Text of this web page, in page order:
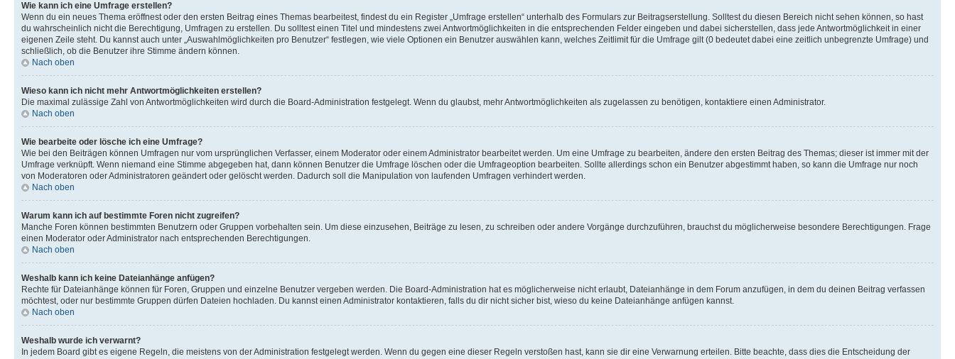
Wie kann ich eine Umfrage erstellen?
Wenn du ein neues Thema eröffnest oder den ersten Beitrag eines Themas bearbeitest, findest du ein Register „Umfrage erstellen“ unterhalb des Formulars zur Beitragserstellung. Solltest du diesen Bereich nicht sehen können, so hast
du wahrscheinlich nicht die Berechtigung, Umfragen zu erstellen. Du solltest einen Titel und mindestens zwei Antwortmöglichkeiten in die entsprechenden Felder eingeben und dabei sicherstellen, dass jede Antwortmöglichkeit in einer
eigenen Zeile steht. Du kannst auch unter „Auswahlmöglichkeiten pro Benutzer“ festlegen, wie viele Optionen ein Benutzer auswählen kann, welches Zeitlimit für die Umfrage gilt (0 bedeutet dabei eine zeitlich unbegrenzte Umfrage) und
schließlich, ob die Benutzer ihre Stimme ändern können.
Nach oben
Wieso kann ich nicht mehr Antwortmöglichkeiten erstellen?
Die maximal zulässige Zahl von Antwortmöglichkeiten wird durch die Board-Administration festgelegt. Wenn du glaubst, mehr Antwortmöglichkeiten als zugelassen zu benötigen, kontaktiere einen Administrator.
Nach oben
Wie bearbeite oder lösche ich eine Umfrage?
Wie bei den Beiträgen können Umfragen nur vom ursprünglichen Verfasser, einem Moderator oder einem Administrator bearbeitet werden. Um eine Umfrage zu bearbeiten, ändere den ersten Beitrag des Themas; dieser ist immer mit der
Umfrage verknüpft. Wenn niemand eine Stimme abgegeben hat, dann können Benutzer die Umfrage löschen oder die Umfrageoption bearbeiten. Sollte allerdings schon ein Benutzer abgestimmt haben, so kann die Umfrage nur noch
von Moderatoren oder Administratoren geändert oder gelöscht werden. Dadurch soll die Manipulation von laufenden Umfragen verhindert werden.
Nach oben
Warum kann ich auf bestimmte Foren nicht zugreifen?
Manche Foren können bestimmten Benutzern oder Gruppen vorbehalten sein. Um diese einzusehen, Beiträge zu lesen, zu schreiben oder andere Vorgänge durchzuführen, brauchst du möglicherweise besondere Berechtigungen. Frage
einen Moderator oder Administrator nach entsprechenden Berechtigungen.
Nach oben
Weshalb kann ich keine Dateianhänge anfügen?
Rechte für Dateianhänge können für Foren, Gruppen und einzelne Benutzer vergeben werden. Die Board-Administration hat es möglicherweise nicht erlaubt, Dateianhänge in dem Forum anzufügen, in dem du deinen Beitrag verfassen
möchtest, oder nur bestimmte Gruppen dürfen Dateien hochladen. Du kannst einen Administrator kontaktieren, falls du dir nicht sicher bist, wieso du keine Dateianhänge anfügen kannst.
Nach oben
Weshalb wurde ich verwarnt?
In jedem Board gibt es eigene Regeln, die meistens von der Administration festgelegt werden. Wenn du gegen eine dieser Regeln verstoßen hast, kann sie dir eine Verwarnung erteilen. Bitte beachte, dass dies die Entscheidung der